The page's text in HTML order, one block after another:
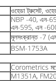
ওহেডা ট্রুসেট,
NBP -40, এন-
এন-595, এন -
মূলসংক্রান্ত -7
BSM-1753A
Corometrics
M1351A,